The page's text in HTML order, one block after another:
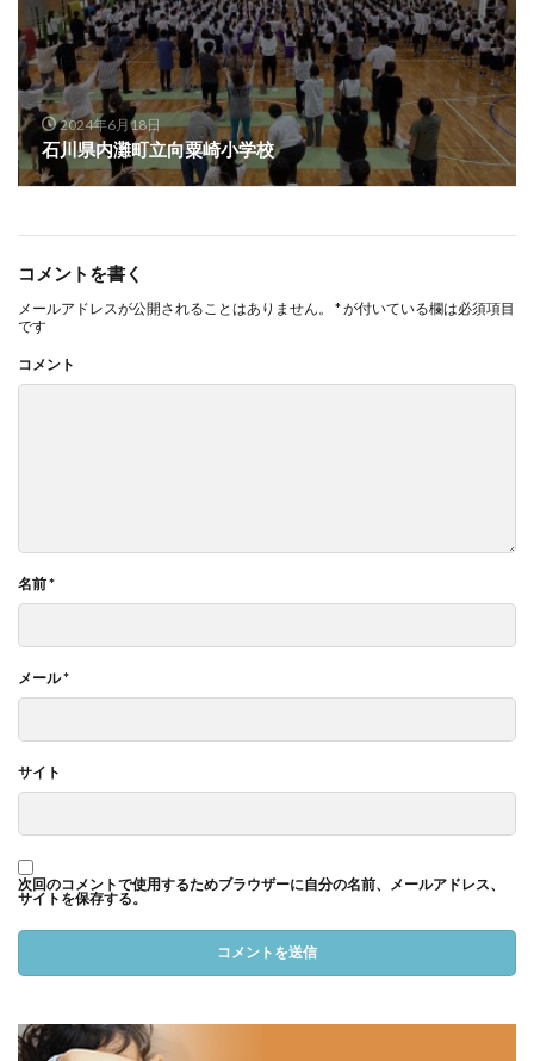
2024年6月18日
石川県内灘町立向粟崎小学校
コメントを書く
メールアドレスが公開されることはありません。 *が付いている欄は必須項目
です
コメント
名前*
メール*
サイト
次回のコメントで使用するためブラウザーに自分の名前、メールアドレス、
サイトを保存する。